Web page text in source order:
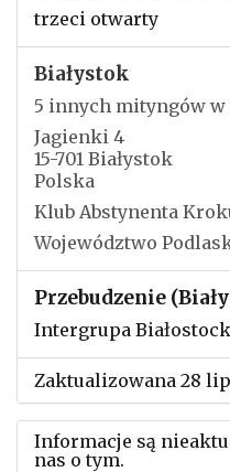
trzeci otwarty
Białystok
5 innych mityngów w
Jagienki 4
15-701 Białystok
Polska
Klub Abstynenta
Województwo
Przebudzenie
Intergrupa
Zaktualizowana 28
Informacje są
nas o tym.